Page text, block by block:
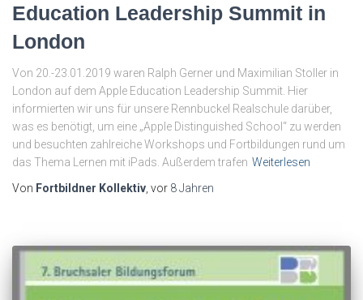
Education Leadership Summit in
London
Von 20.-23.01.2019 waren Ralph Gerner und Maximilian Stoller in
London auf dem Apple Education Leadership Summit. Hier
informierten wir uns für unsere Rennbuckel Realschule darüber,
was es benötigt, um eine „Apple Distinguished School“ zu werden
und besuchten zahlreiche Workshops und Fortbildungen rund um
das Thema Lernen mit iPads. Außerdem trafen Weiterlesen
Von Fortbildner Kollektiv , vor 8 Jahren